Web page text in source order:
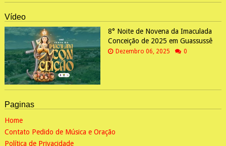
Vídeo
8° Noite de Novena da Imaculada
Conceição de 2025 em Guassussê
Dezembro 06, 2025 0
Paginas
Home
Contato Pedido de Música e Oração
Política de Privacidade